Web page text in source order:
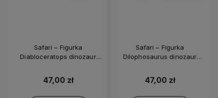
Safari – Figurka
Diabloceratops dinozaur
47,00 zł
Safari – Figurka
Dilophosaurus dinozaur
47,00 zł